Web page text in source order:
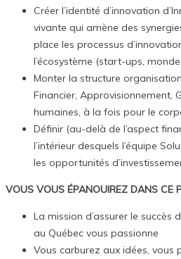
Créer l’identité d’innovation
vivante qui amène des
place les processus
l’écosystème (start-ups,
Monter la structure
Financier, Approvisionnement,
humaines, à la fois pour le
Définir (au-delà de l’aspect
l’intérieur desquels l’équipe
les opportunités
VOUS VOUS ÉPANOUIREZ DANS CE
La mission d’assurer le succès
au Québec vous passionne
Vous carburez aux idées, vous